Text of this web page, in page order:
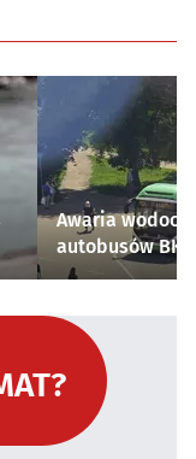
Awaria
autobusów